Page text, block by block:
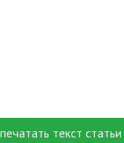
текст статьи